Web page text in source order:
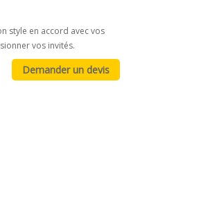
style en accord avec vos
vos invités.